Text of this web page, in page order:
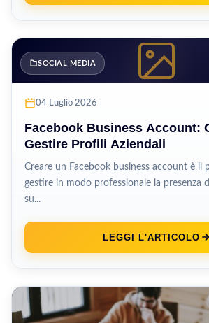
SOCIAL MEDIA
04 Luglio 2026
Facebook Business Account:
Gestire Profili Aziendali
Creare un Facebook business account è il
gestire in modo professionale la presenza
su...
LEGGI L'ARTICOLO